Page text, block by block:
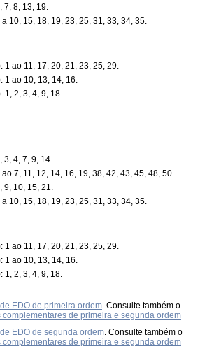
7, 8, 13, 19.
10, 15, 18, 19, 23, 25, 31, 33, 34, 35.
1 ao 11, 17, 20, 21, 23, 25, 29.
1 ao 10, 13, 14, 16.
1, 2, 3, 4, 9, 18.
3, 4, 7, 9, 14.
7, 11, 12, 14, 16, 19, 38, 42, 43, 45, 48, 50.
9, 10, 15, 21.
10, 15, 18, 19, 23, 25, 31, 33, 34, 35.
1 ao 11, 17, 20, 21, 23, 25, 29.
1 ao 10, 13, 14, 16.
1, 2, 3, 4, 9, 18.
EDO de primeira ordem. Consulte também o
de primeira e segunda ordem
EDO de segunda ordem. Consulte também o
de primeira e segunda ordem